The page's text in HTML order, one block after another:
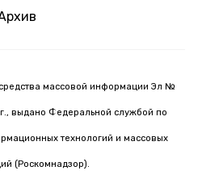
массовой информации Эл №
выдано Федеральной службой по
технологий и массовых
(Роскомнадзор).